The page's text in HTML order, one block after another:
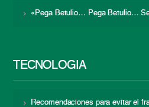
«Pega Betulio… Pega Betulio…
TECNOLOGÍA
Recomendaciones para evitar el